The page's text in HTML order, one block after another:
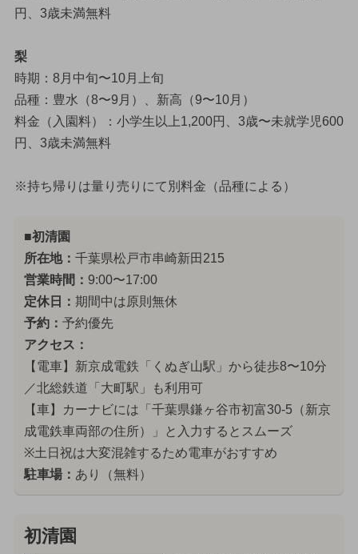
円、3歳未満無料
梨
時期：8月中旬〜10月上旬
品種：豊水（8〜9月）、新高（9〜10月）
料金（入園料）：小学生以上1,200円、3歳〜未就学児600
円、3歳未満無料
※持ち帰りは量り売りにて別料金（品種による）
■初清園
所在地： 千葉県松戸市串崎新田215
営業時間： 9:00〜17:00
定休日： 期間中は原則無休
予約： 予約優先
アクセス：
【電車】新京成電鉄「くぬぎ山駅」から徒歩8〜10分
／北総鉄道「大町駅」も利用可
【車】カーナビには「千葉県鎌ヶ谷市初富30-5（新京
成電鉄車両部の住所）」と入力するとスムーズ
※土日祝は大変混雑するため電車がおすすめ
駐車場： あり（無料）
初清園